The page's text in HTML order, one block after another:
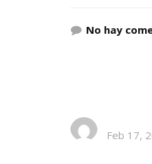
No hay
Feb 17,